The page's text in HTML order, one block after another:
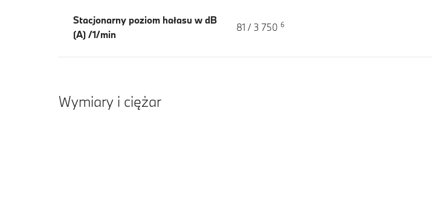
Stacjonarny poziom hałasu w dB
(A) /1/min
81 / 3 750 6
Wymiary i ciężar